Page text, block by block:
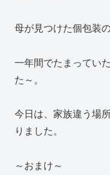
母が見つけた個包装
一年間でたまってい
た～。
今日は、家族違う場
りました。
～おまけ～